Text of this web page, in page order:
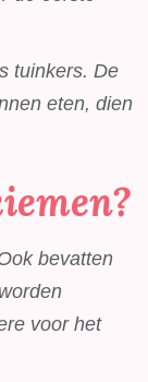
tuinkers. De
eten, dien
bevatten
voor het